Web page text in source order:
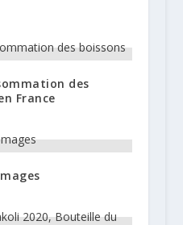
des
France